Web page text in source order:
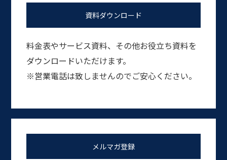
資料ダウンロード
料金表やサービス資料、その他お役立ち資料を
ダウンロードいただけます。
※営業電話は致しませんのでご安心ください。
メルマガ登録